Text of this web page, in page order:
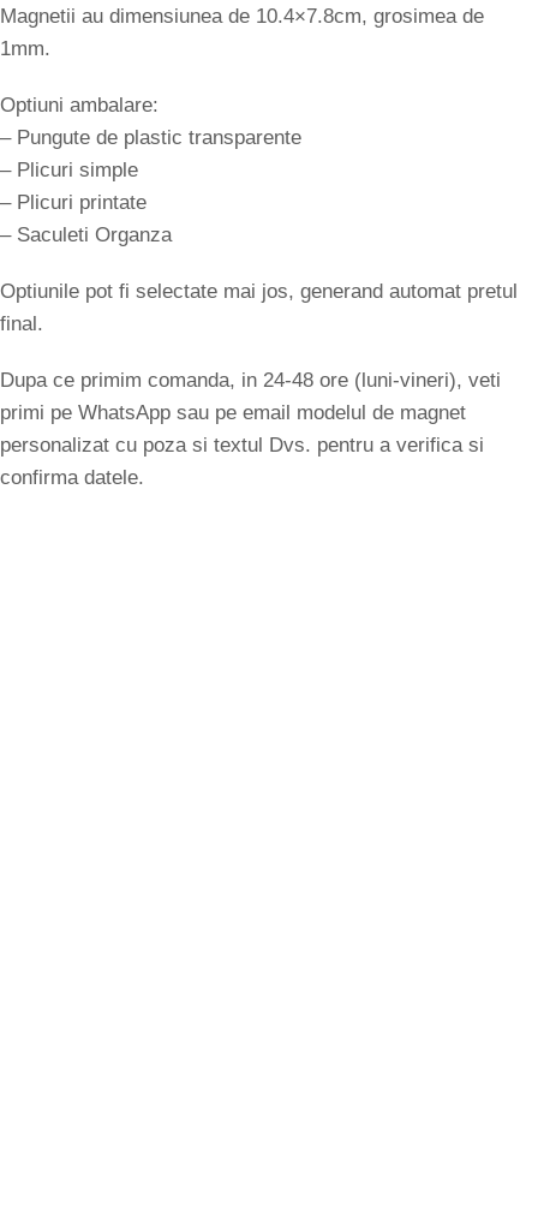
Magnetii au dimensiunea de 10.4×7.8cm, grosimea de
1mm.
Optiuni ambalare:
– Pungute de plastic transparente
– Plicuri simple
– Plicuri printate
– Saculeti Organza
Optiunile pot fi selectate mai jos, generand automat pretul
final.
Dupa ce primim comanda, in 24-48 ore (luni-vineri), veti
primi pe WhatsApp sau pe email modelul de magnet
personalizat cu poza si textul Dvs. pentru a verifica si
confirma datele.